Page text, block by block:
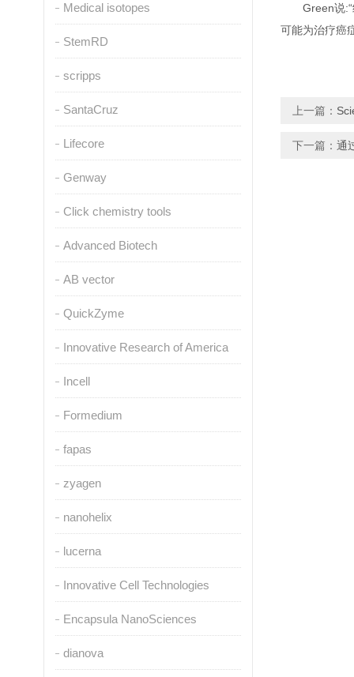
Medical isotopes
StemRD
scripps
SantaCruz
Lifecore
Genway
Click chemistry tools
Advanced Biotech
AB vector
QuickZyme
Innovative Research of America
Incell
Formedium
fapas
zyagen
nanohelix
lucerna
Innovative Cell Technologies
Encapsula NanoSciences
dianova
Green说
可能为治疗癌
上一篇：
下一篇： 通